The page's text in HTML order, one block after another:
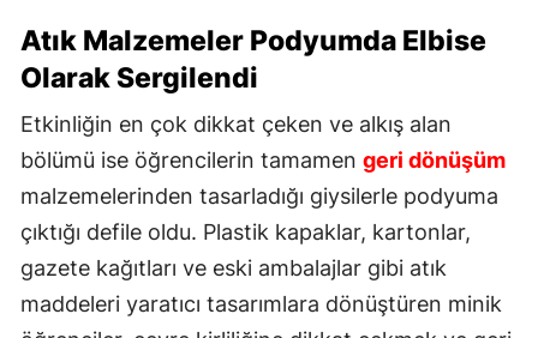
Atık Malzemeler Podyumda Elbise
Olarak Sergilendi
Etkinliğin en çok dikkat çeken ve alkış alan
bölümü ise öğrencilerin tamamen geri dönüşüm
malzemelerinden tasarladığı giysilerle podyuma
çıktığı defile oldu. Plastik kapaklar, kartonlar,
gazete kağıtları ve eski ambalajlar gibi atık
maddeleri yaratıcı tasarımlara dönüştüren minik